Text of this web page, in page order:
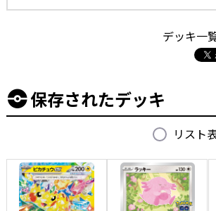
デッキ一
保存されたデッキ
リスト